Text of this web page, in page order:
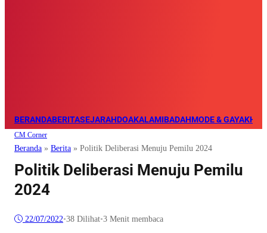
BERANDABERITASEJARAHDOAKALAMIBADAHMODE & GAYA
CM Corner
Beranda » Berita » Politik Deliberasi Menuju Pemilu 2024
Politik Deliberasi Menuju Pemilu
2024
22/07/2022•38 Dilihat•3 Menit membaca